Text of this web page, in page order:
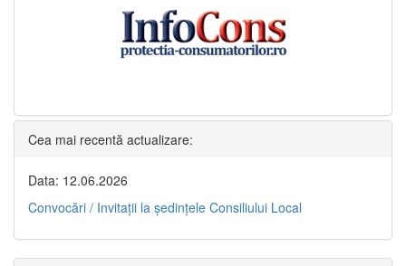
Cea mai recentă actualizare:
Data: 12.06.2026
Convocări / Invitaţii la şedinţele Consiliului Local